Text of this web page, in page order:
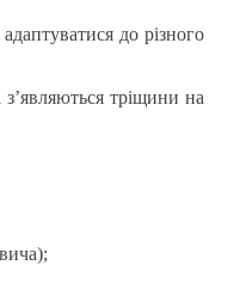
до різного
являються тріщини на